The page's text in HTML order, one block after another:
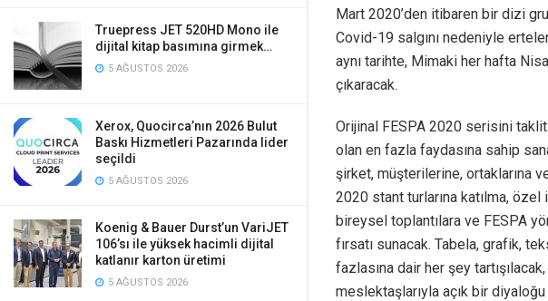
Truepress JET 520HD Mono ile
dijital kitap basımına girmek…
5 AĞUSTOS 2026
Xerox, Quocirca’nın 2026 Bulut
Baskı Hizmetleri Pazarında lider
seçildi
5 AĞUSTOS 2026
Koenig & Bauer Durst’un VariJET
106’sı ile yüksek hacimli dijital
katlanır karton üretimi
5 AĞUSTOS 2026
Mart 2020’den itibaren bir dizi
Covid-19 salgını nedeniyle
aynı tarihte, Mimaki her hafta
çıkaracak.
Orijinal FESPA 2020 serisini
olan en fazla faydasına sahip
şirket, müşterilerine, ortaklarına
2020 stant turlarına katılma,
bireysel toplantılara ve FESPA
fırsatı sunacak. Tabela, grafik,
fazlasına dair her şey
meslektaşlarıyla açık bir